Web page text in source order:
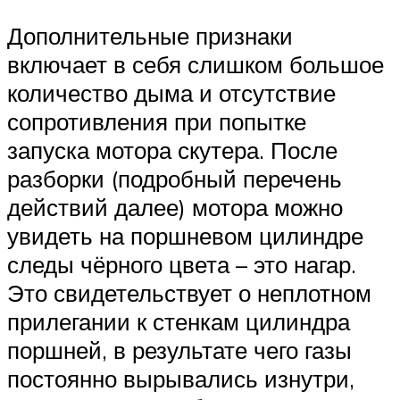
Дополнительные признаки
включает в себя слишком большое
количество дыма и отсутствие
сопротивления при попытке
запуска мотора скутера. После
разборки (подробный перечень
действий далее) мотора можно
увидеть на поршневом цилиндре
следы чёрного цвета – это нагар.
Это свидетельствует о неплотном
прилегании к стенкам цилиндра
поршней, в результате чего газы
постоянно вырывались изнутри,